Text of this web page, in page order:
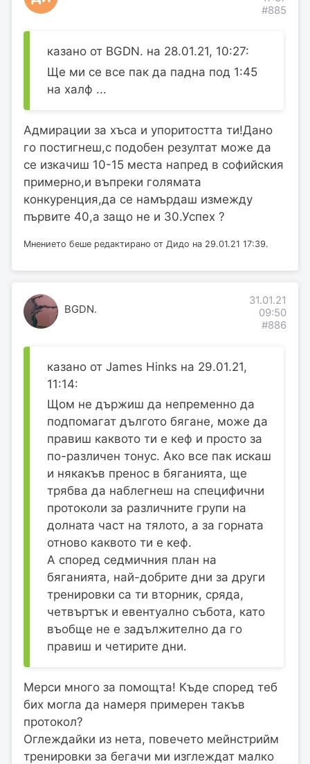
#885
казано от BGDN. на 28.01.21, 10:27:
Ще ми се все пак да падна под 1:45
на халф ...
Адмирации за хъса и упоритостта ти!Дано
го постигнеш,с подобен резултат може да
се изкачиш 10-15 места напред в софийския
примерно,и въпреки голямата
конкуренция,да се намърдаш измежду
първите 40,а защо не и 30.Успех ?
Мнението беше редактирано от Дидо на 29.01.21 17:39.
BGDN.
31.01.21
09:50
#886
казано от James Hinks на 29.01.21,
11:14:
Щом не държиш да непременно да
подпомагат дългото бягане, може да
правиш каквото ти е кеф и просто за
по-различен тонус. Ако все пак искаш
и някакъв пренос в бяганията, ще
трябва да наблегнеш на специфични
протоколи за различните групи на
долната част на тялото, а за горната
отново каквото ти е кеф.
А според седмичния план на
бяганията, най-добрите дни за други
тренировки са ти вторник, сряда,
четвъртък и евентуално събота, като
въобще не е задължително да го
правиш и четирите дни.
Мерси много за помощта! Къде според теб
бих могла да намеря примерен такъв
протокол?
Оглеждайки из нета, повечето мейнстрийм
тренировки за бегачи ми изглеждат малко